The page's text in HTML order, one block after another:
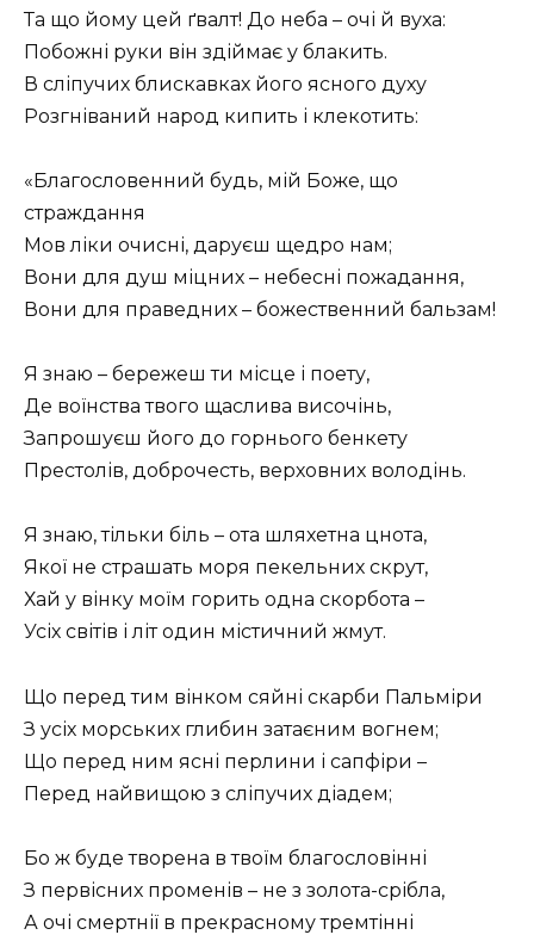
Та що йому цей ґвалт! До неба – очі й вуха:
Побожні руки він здіймає у блакить.
В сліпучих блискавках його ясного духу
Розгніваний народ кипить і клекотить:
«Благословенний будь, мій Боже, що
страждання
Мов ліки очисні, даруєш щедро нам;
Вони для душ міцних – небесні пожадання,
Вони для праведних – божественний бальзам!
Я знаю – бережеш ти місце і поету,
Де воїнства твого щаслива височінь,
Запрошуєш його до горнього бенкету
Престолів, доброчесть, верховних володінь.
Я знаю, тільки біль – ота шляхетна цнота,
Якої не страшать моря пекельних скрут,
Хай у вінку моїм горить одна скорбота –
Усіх світів і літ один містичний жмут.
Що перед тим вінком сяйні скарби Пальміри
З усіх морських глибин затаєним вогнем;
Що перед ним ясні перлини і сапфіри –
Перед найвищою з сліпучих діадем;
Бо ж буде творена в твоїм благословінні
З первісних променів – не з золота-срібла,
А очі смертнії в прекрасному тремтінні